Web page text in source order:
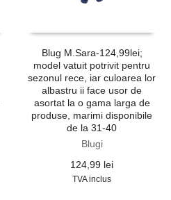
Blug M.Sara-124,99lei;
model vatuit potrivit pentru
sezonul rece, iar culoarea lor
albastru ii face usor de
asortat la o gama larga de
produse, marimi disponibile
de la 31-40
Blugi
124,99 lei
TVA inclus